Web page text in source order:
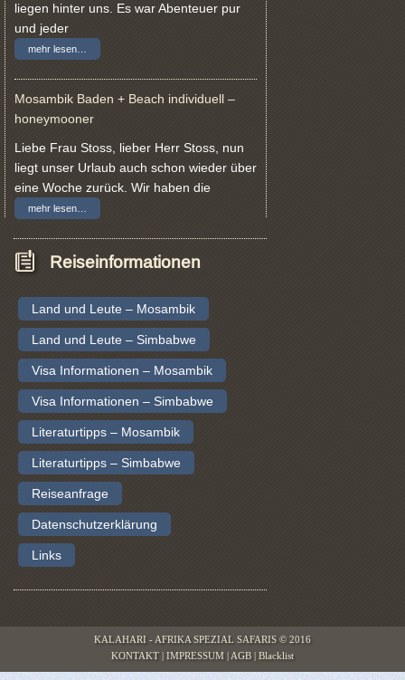
liegen hinter uns. Es war Abenteuer pur
und jeder
mehr lesen…
Mosambik Baden + Beach individuell –
honeymooner
Liebe Frau Stoss, lieber Herr Stoss, nun
liegt unser Urlaub auch schon wieder über
eine Woche zurück. Wir haben die
mehr lesen…
Reiseinformationen
Land und Leute – Mosambik
Land und Leute – Simbabwe
Visa Informationen – Mosambik
Visa Informationen – Simbabwe
Literaturtipps – Mosambik
Literaturtipps – Simbabwe
Reiseanfrage
Datenschutzerklärung
Links
KALAHARI - AFRIKA SPEZIAL SAFARIS © 2016
KONTAKT
IMPRESSUM AGB Blacklist